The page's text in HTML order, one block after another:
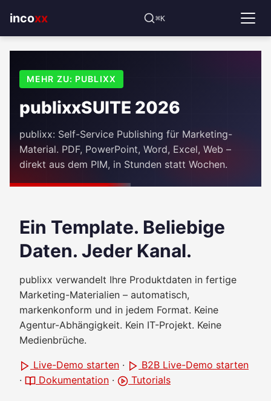
incoxx
⌘K
MEHR ZU: PUBLIXX
publixxSUITE 2026
publixx: Self-Service Publishing für Marketing-
Material. PDF, PowerPoint, Word, Excel, Web –
direkt aus dem PIM, in Stunden statt Wochen.
Ein Template. Beliebige
Daten. Jeder Kanal.
publixx verwandelt Ihre Produktdaten in fertige
Marketing-Materialien – automatisch,
markenkonform und in jedem Format. Keine
Agentur-Abhängigkeit. Kein IT-Projekt. Keine
Medienbrüche.
Live-Demo starten ·
B2B Live-Demo starten
·
Dokumentation · Tutorials